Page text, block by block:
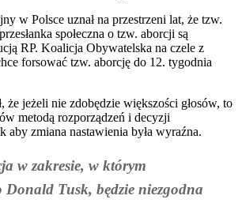
w Polsce uznał na przestrzeni lat, że tzw.
społeczna o tzw. aborcji są
RP. Koalicja Obywatelska na czele z
forsować tzw. aborcję do 12. tygodnia
że jeżeli nie zdobędzie większości głosów, to
metodą rozporządzeń i decyzji
aby zmiana nastawienia była wyraźna.
w zakresie, w którym
Tusk, będzie niezgodna